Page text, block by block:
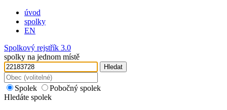
úvod
spolky
EN
Spolkový rejstřík 3.0
spolky na jednom místě
Hledat
Spolek
Pobočný spolek
Hledáte spolek